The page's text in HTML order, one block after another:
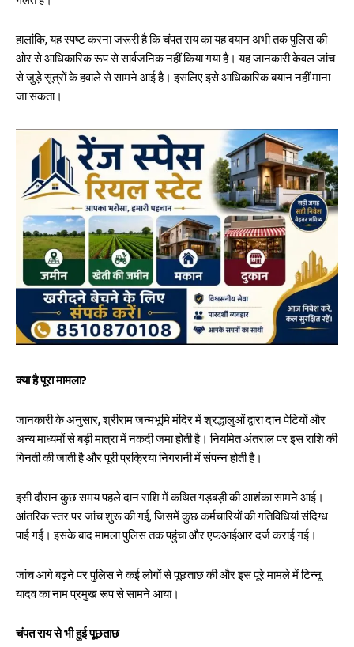
हालांकि, यह स्पष्ट करना जरूरी है कि चंपत राय का यह बयान अभी तक पुलिस की
ओर से आधिकारिक रूप से सार्वजनिक नहीं किया गया है। यह जानकारी केवल जांच
से जुड़े सूत्रों के हवाले से सामने आई है। इसलिए इसे आधिकारिक बयान नहीं माना
जा सकता।
क्या है पूरा मामला?
जानकारी के अनुसार, श्रीराम जन्मभूमि मंदिर में श्रद्धालुओं द्वारा दान पेटियों और
अन्य माध्यमों से बड़ी मात्रा में नकदी जमा होती है। नियमित अंतराल पर इस राशि की
गिनती की जाती है और पूरी प्रक्रिया निगरानी में संपन्न होती है।
इसी दौरान कुछ समय पहले दान राशि में कथित गड़बड़ी की आशंका सामने आई।
आंतरिक स्तर पर जांच शुरू की गई, जिसमें कुछ कर्मचारियों की गतिविधियां संदिग्ध
पाई गईं। इसके बाद मामला पुलिस तक पहुंचा और एफआईआर दर्ज कराई गई।
जांच आगे बढ़ने पर पुलिस ने कई लोगों से पूछताछ की और इस पूरे मामले में टिन्नू
यादव का नाम प्रमुख रूप से सामने आया।
चंपत राय से भी हुई पूछताछ